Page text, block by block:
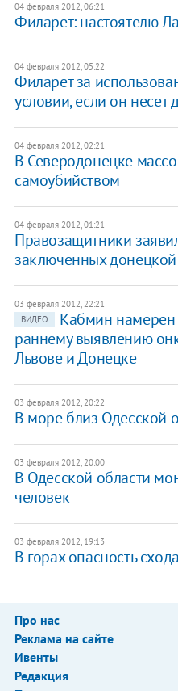
04 февраля 2012, 06:21
Филарет: настоятелю
04 февраля 2012, 05:22
Филарет за
условии, если он несет
04 февраля 2012, 02:21
В Северодонецке
самоубийством
04 февраля 2012, 01:21
Правозащитники
заключенных
03 февраля 2012, 22:21
ВИДЕО
Кабмин намерен
раннему выявлению
Львове и Донецке
03 февраля 2012, 20:22
В море близ Одесской
03 февраля 2012, 20:00
В Одесской области
человек
03 февраля 2012, 19:13
В горах опасность
Про нас
Реклама на сайте
Ивенты
Редакция